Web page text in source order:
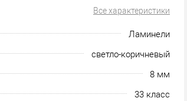
Все характеристики
Ламинели
светло-коричневый
8 мм
33 класс